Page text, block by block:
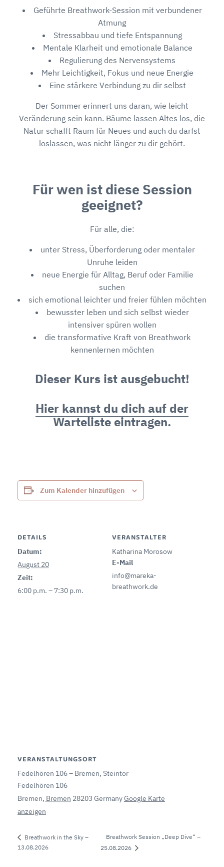
Geführte Breathwork-Session mit verbundener
Atmung
Stressabbau und tiefe Entspannung
Mentale Klarheit und emotionale Balance
Regulierung des Nervensystems
Mehr Leichtigkeit, Fokus und neue Energie
Eine stärkere Verbindung zu dir selbst
Der Sommer erinnert uns daran, wie leicht
Veränderung sein kann. Bäume lassen Altes los, die
Natur schafft Raum für Neues und auch du darfst
loslassen, was nicht länger zu dir gehört.
Für wen ist diese Session
geeignet?
Für alle, die:
unter Stress, Überforderung oder mentaler
Unruhe leiden
neue Energie für Alltag, Beruf oder Familie
suchen
sich emotional leichter und freier fühlen möchten
bewusster leben und sich selbst wieder
intensiver spüren wollen
die transformative Kraft von Breathwork
kennenlernen möchten
Dieser Kurs ist ausgebucht!
Hier kannst du dich auf der
Warteliste eintragen.
Zum Kalender hinzufügen
DETAILS
Datum:
August 20
Zeit:
6:00 p.m. – 7:30 p.m.
VERANSTALTER
Katharina Morosow
E-Mail
info@mareka-
breathwork.de
VERANSTALTUNGSORT
Fedelhören 106 – Bremen, Steintor
Fedelhören 106
Bremen, Bremen 28203 GermanyGoogle Karte
anzeigen
Breathwork in the Sky –
13.08.2026
Breathwork Session „Deep Dive“ –
25.08.2026